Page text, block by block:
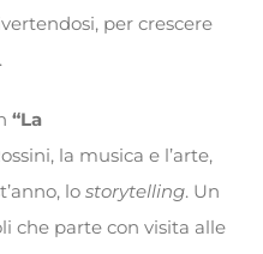
per crescere
“La
la musica e l’arte,
lo storytelling. Un
che parte con visita alle